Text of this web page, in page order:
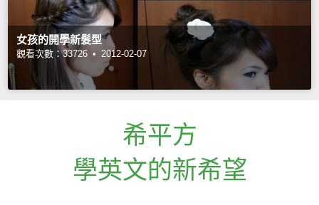
女孩的開學新髮型
觀看次數：33726 • 2012-02-07
希平方
學英文的新希望